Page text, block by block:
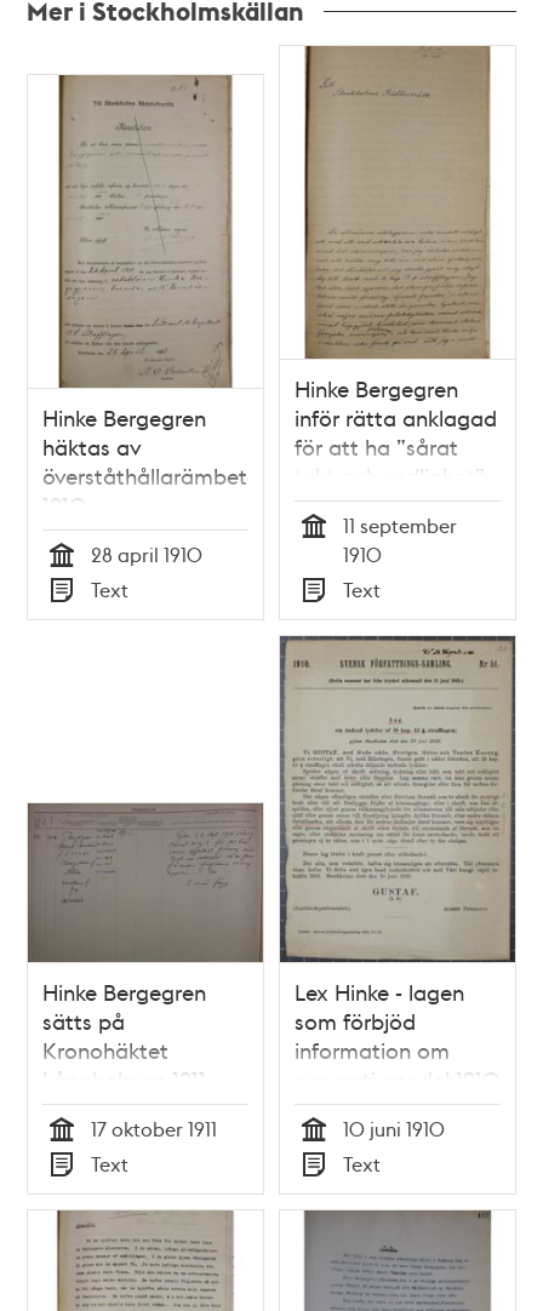
Mer i Stockholmskällan
Hinke Bergegren
häktas av
överståthållarämbetet
1910
Tid
28 april 1910
Typ
Text
Hinke Bergegren
inför rätta anklagad
för att ha ”sårat
tukt och sedlighet”
1910
11 september
1910
Typ
Text
Hinke Bergegren
sätts på
Kronohäktet
Långholmen 1911
Tid
17 oktober 1911
Typ
Text
Lex Hinke - lagen
som förbjöd
information om
preventivmedel 1910
Tid
10 juni 1910
Typ
Text